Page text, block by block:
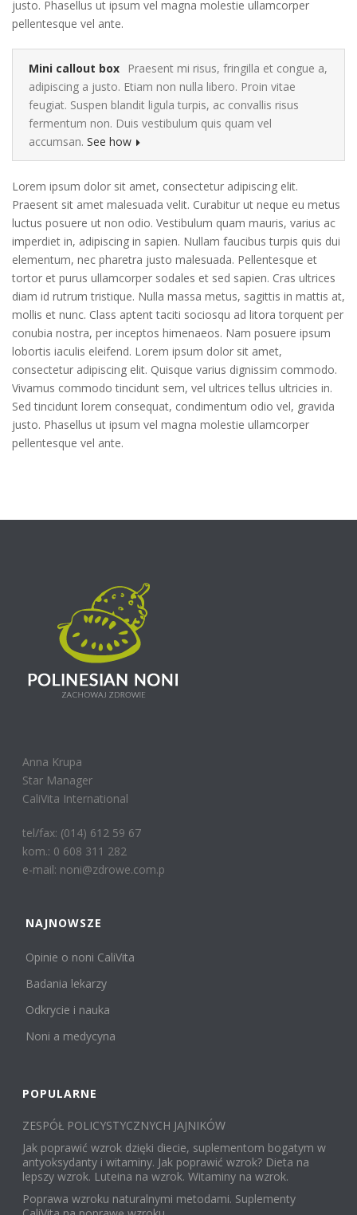
justo. Phasellus ut ipsum vel magna molestie ullamcorper
pellentesque vel ante.
Mini callout box
Praesent mi risus, fringilla et congue a,
adipiscing a justo. Etiam non nulla libero. Proin vitae
feugiat. Suspen blandit ligula turpis, ac convallis risus
fermentum non. Duis vestibulum quis quam vel
accumsan. See how
Lorem ipsum dolor sit amet, consectetur adipiscing elit.
Praesent sit amet malesuada velit. Curabitur ut neque eu metus
luctus posuere ut non odio. Vestibulum quam mauris, varius ac
imperdiet in, adipiscing in sapien. Nullam faucibus turpis quis dui
elementum, nec pharetra justo malesuada. Pellentesque et
tortor et purus ullamcorper sodales et sed sapien. Cras ultrices
diam id rutrum tristique. Nulla massa metus, sagittis in mattis at,
mollis et nunc. Class aptent taciti sociosqu ad litora torquent per
conubia nostra, per inceptos himenaeos. Nam posuere ipsum
lobortis iaculis eleifend. Lorem ipsum dolor sit amet,
consectetur adipiscing elit. Quisque varius dignissim commodo.
Vivamus commodo tincidunt sem, vel ultrices tellus ultricies in.
Sed tincidunt lorem consequat, condimentum odio vel, gravida
justo. Phasellus ut ipsum vel magna molestie ullamcorper
pellentesque vel ante.
Anna Krupa
Star Manager
CaliVita International
tel/fax: (014) 612 59 67
kom.: 0 608 311 282
e-mail: noni@zdrowe.com.p
NAJNOWSZE
Opinie o noni CaliVita
Badania lekarzy
Odkrycie i nauka
Noni a medycyna
POPULARNE
ZESPÓŁ POLICYSTYCZNYCH JAJNIKÓW
Jak poprawić wzrok dzięki diecie, suplementom bogatym w
antyoksydanty i witaminy. Jak poprawić wzrok? Dieta na
lepszy wzrok. Luteina na wzrok. Witaminy na wzrok.
Poprawa wzroku naturalnymi metodami. Suplementy